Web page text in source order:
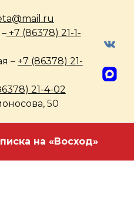
+7 (86378) 21-1-
– +7 (86378) 21-
21-4-02
50
на «Восход»